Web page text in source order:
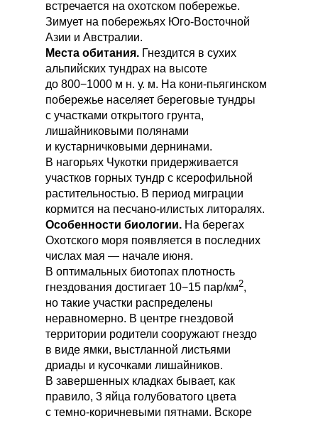
встречается на охотском побережье.
Зимует на побережьях Юго-Восточной
Азии и Австралии.
Места обитания. Гнездится в сухих
альпийских тундрах на высоте
до 800−1000 м н. у. м. На кони-пьягинском
побережье населяет береговые тундры
с участками открытого грунта,
лишайниковыми полянами
и кустарничковыми дернинами.
В нагорьях Чукотки придерживается
участков горных тундр с ксерофильной
растительностью. В период миграции
кормится на песчано-илистых литоралях.
Особенности биологии. На берегах
Охотского моря появляется в последних
числах мая — начале июня.
В оптимальных биотопах плотность
гнездования достигает 10−15 пар/км2,
но такие участки распределены
неравномерно. В центре гнездовой
территории родители сооружают гнездо
в виде ямки, выстланной листьями
дриады и кусочками лишайников.
В завершенных кладках бывает, как
правило, 3 яйца голубоватого цвета
с темно-коричневыми пятнами. Вскоре